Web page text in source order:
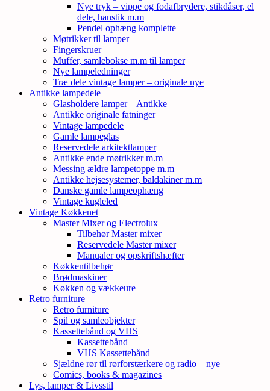
Nye tryk – vippe og fodafbrydere, stikdåser, el
dele, hanstik m.m
Pendel ophæng komplette
Møtrikker til lamper
Fingerskruer
Muffer, samlebokse m.m til lamper
Nye lampeledninger
Træ dele vintage lamper – originale nye
Antikke lampedele
Glasholdere lamper – Antikke
Antikke originale fatninger
Vintage lampedele
Gamle lampeglas
Reservedele arkitektlamper
Antikke ende møtrikker m.m
Messing ældre lampetoppe m.m
Antikke hejsesystemer, baldakiner m.m
Danske gamle lampeophæng
Vintage kugleled
Vintage Køkkenet
Master Mixer og Electrolux
Tilbehør Master mixer
Reservedele Master mixer
Manualer og opskriftshæfter
Køkkentilbehør
Brødmaskiner
Køkken og vækkeure
Retro furniture
Retro furniture
Spil og samleobjekter
Kassettebånd og VHS
Kassettebånd
VHS Kassettebånd
Sjældne rør til rørforstærkere og radio – nye
Comics, books & magazines
Lys, lamper & Livsstil